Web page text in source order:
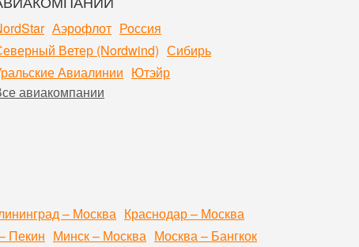
Аэрофлот Россия
Ветер (Nordwind) Сибирь
Авиалинии Ютэйр
авиакомпании
– Москва Краснодар – Москва
Пекин Минск – Москва Москва – Бангкок